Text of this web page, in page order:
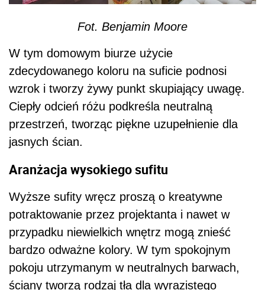
Aranżacja wysokiego sufitu
Wyższe sufity wręcz proszą o kreatywne
potraktowanie przez projektanta i nawet w
przypadku niewielkich wnętrz mogą znieść
bardzo odważne kolory. W tym spokojnym
pokoju utrzymanym w neutralnych barwach,
ściany tworzą rodzaj tła dla wyrazistego
dekoracyjnego elementu kwiatowego na
ciemnym tle
Elementem zaskoczenia jest
szeroki graficzny pas niespodziewanie
przechodzący ze ściany na sufit.